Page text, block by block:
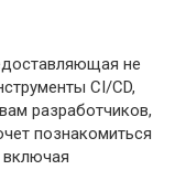
не
CI/CD,
разработчиков,
познакомиться